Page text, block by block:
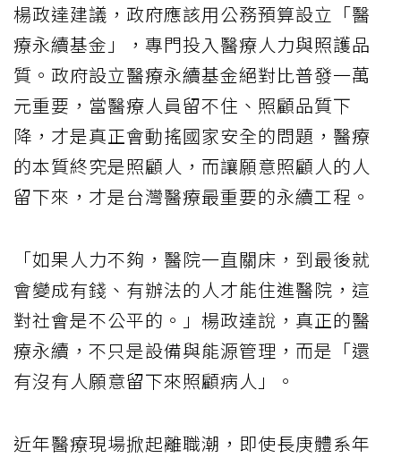
楊政達建議，政府應該用公務預算設立「醫
療永續基金」，專門投入醫療人力與照護品
質。政府設立醫療永續基金絕對比普發一萬
元重要，當醫療人員留不住、照顧品質下
降，才是真正會動搖國家安全的問題，醫療
的本質終究是照顧人，而讓願意照顧人的人
留下來，才是台灣醫療最重要的永續工程。
「如果人力不夠，醫院一直關床，到最後就
會變成有錢、有辦法的人才能住進醫院，這
對社會是不公平的。」楊政達說，真正的醫
療永續，不只是設備與能源管理，而是「還
有沒有人願意留下來照顧病人」。
近年醫療現場掀起離職潮，即使長庚體系年